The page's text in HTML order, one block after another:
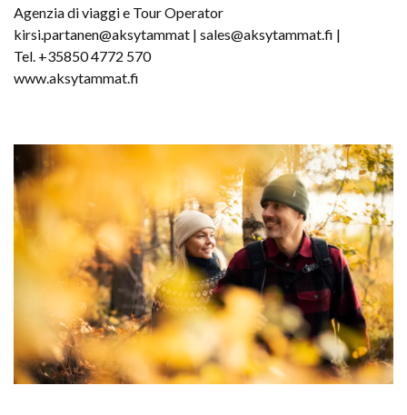
Agenzia di viaggi e Tour Operator
kirsi.partanen@aksytammat | sales@aksytammat.fi |
Tel. +35850 4772 570
www.aksytammat.fi